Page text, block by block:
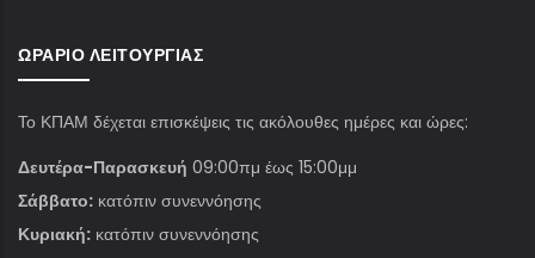
ΩΡΆΡΙΟ ΛΕΙΤΟΥΡΓΊΑΣ
Το ΚΠΑΜ δέχεται επισκέψεις τις ακόλουθες ημέρες και ώρες:
Δευτέρα-Παρασκευή 09:00πμ έως 15:00μμ
Σάββατο: κατόπιν συνεννόησης
Κυριακή: κατόπιν συνεννόησης